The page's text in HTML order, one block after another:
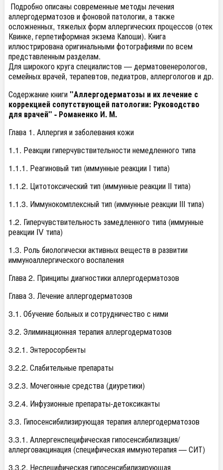
Подробно описаны современные методы лечения
аллергодерматозов и фоновой патологии, а также
осложненных, тяжелых форм аллергических процессов (отек
Квинке, герпетиформная экзема Капоши). Книга
иллюстрирована оригинальными фотографиями по всем
представленным разделам.
Для широкого круга специалистов — дерматовенерологов,
семейных врачей, терапевтов, педиатров, аллергологов и др.
Содержание книги"Аллергодерматозы и их лечение с
коррекцией сопутствующей патологии: Руководство
для врачей" - Романенко И. М.
Глава 1. Аллергия и заболевания кожи
1.1. Реакции гиперчувствительности немедленного типа
1.1.1. Реагиновый тип (иммунные реакции Ι типа)
1.1.2. Цитотоксический тип (иммунные реакции ΙΙ типа)
1.1.3. Иммунокомплексный тип (иммунные реакции ΙΙΙ типа)
1.2. Гиперчувствительность замедленного типа (иммунные
реакции ΙV типа)
1.3. Роль биологически активных веществ в развитии
иммуноаллергического воспаления
Глава 2. Принципы диагностики аллергодерматозов
Глава 3. Лечение аллергодерматозов
3.1. Обучение больных и сотрудничество с ними
3.2. Элиминационная терапия аллергодерматозов
3.2.1. Энтеросорбенты
3.2.2. Слабительные препараты
3.2.3. Мочегонные средства (диуретики)
3.2.4. Инфузионные препараты-детоксиканты
3.3. Гипосенсибилизирующая терапия аллергодерматозов
3.3.1. Аллергенспецифическая гипосенсибилизация/
аллерговакцинация (специфическая иммунотерапия — СИТ)
3.3.2. Неспецифическая гипосенсибилизирующая